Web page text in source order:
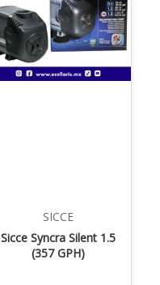
SICCE
Sicce Syncra Silent 1.5
(357 GPH)